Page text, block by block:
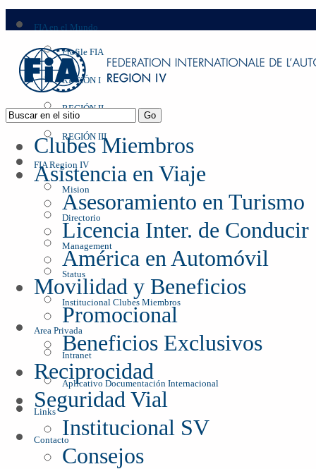
FIA en el Mundo
Profile FIA
REGIÓN I
REGIÓN II
REGIÓN III
FIA Region IV
Mision
Directorio
Management
Status
Institucional Clubes Miembros
Area Privada
Intranet
Aplicativo Documentación Internacional
Links
Contacto
Clubes Miembros
Asistencia en Viaje
Asesoramiento en Turismo
Licencia Inter. de Conducir
América en Automóvil
Movilidad y Beneficios
Promocional
Beneficios Exclusivos
Reciprocidad
Seguridad Vial
Institucional SV
Consejos